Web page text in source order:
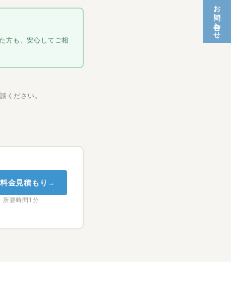
方も、安心してご相
ください。
金見積もり
所要時間1分
お問い合わせ